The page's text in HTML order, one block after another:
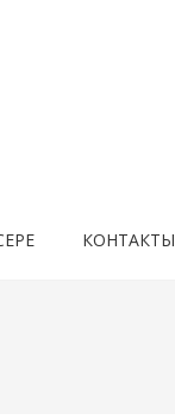
КОНТАКТЫ